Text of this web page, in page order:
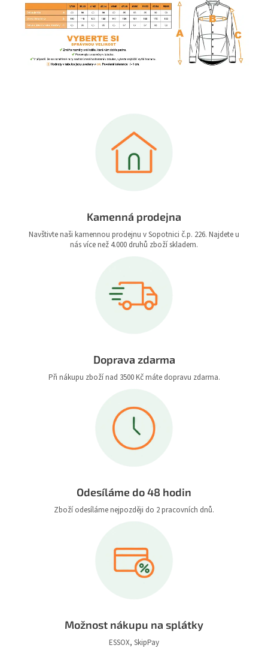
Kamenná prodejna
Navštivte naši kamennou prodejnu v Sopotnici č.p. 226. Najdete u
nás více než 4.000 druhů zboží skladem.
Doprava zdarma
Při nákupu zboží nad 3500 Kč máte dopravu zdarma.
Odesíláme do 48 hodin
Zboží odesíláme nejpozději do 2 pracovních dnů.
Možnost nákupu na splátky
ESSOX, SkipPay